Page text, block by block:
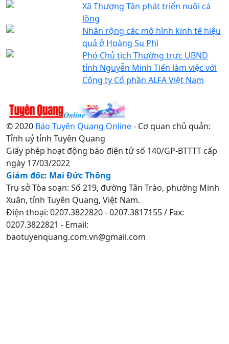
Xã Thượng Tân phát triển nuôi cá
lồng
Nhân rộng các mô hình kinh tế hiệu
quả ở Hoàng Su Phì
Phó Chủ tịch Thường trực UBND
tỉnh Nguyễn Minh Tiến làm việc với
Công ty Cổ phần ALFA Việt Nam
© 2020 Báo Tuyên Quang Online- Cơ quan chủ quản:
Tỉnh uỷ tỉnh Tuyên Quang
Giấy phép hoạt động báo điện tử số 140/GP-BTTTT cấp
ngày 17/03/2022
Giám đốc: Mai Đức Thông
Trụ sở Tòa soạn: Số 219, đường Tân Trào, phường Minh
Xuân, tỉnh Tuyên Quang, Việt Nam.
Điện thoại: 0207.3822820 - 0207.3817155 / Fax:
0207.3822821 - Email:
baotuyenquang.com.vn@gmail.com